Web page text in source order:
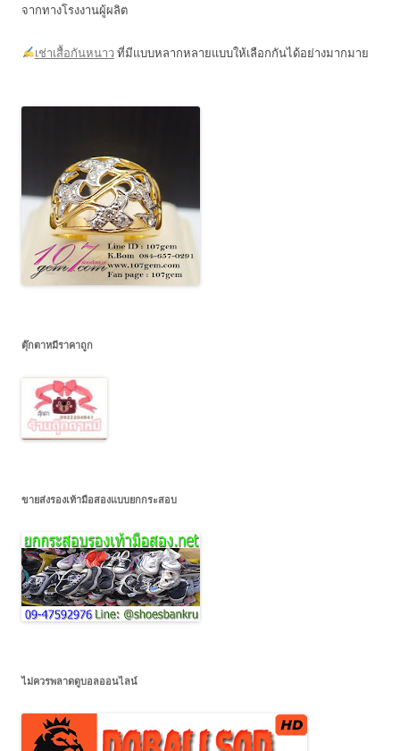
จากทางโรงงานผู้ผลิต
เช่าเสื้อกันหนาวที่มีแบบหลากหลายแบบให้เลือกกันได้อย่างมากมาย
ตุ๊กตาหมีราคาถูก
ขายส่งรองเท้ามือสองแบบยกกระสอบ
ไม่ควรพลาดดูบอลออนไลน์